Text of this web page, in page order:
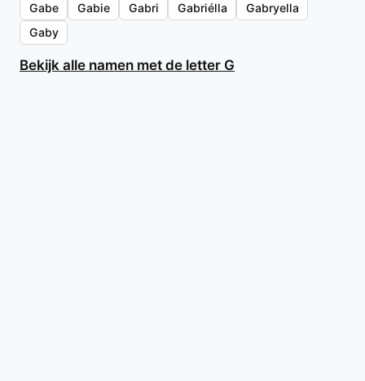
Gabe Gabie Gabri Gabriélla
Gabryella
Gaby
Bekijk alle namen met de letter G